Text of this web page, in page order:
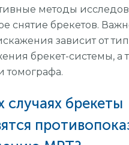
методы
снятие брекетов.
зависит от
брекет-системы, а
томографа.
случаях брекеты